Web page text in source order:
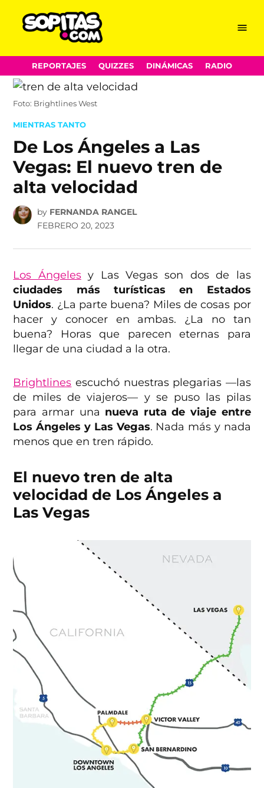
Skip
to
content
Menu
REPORTAJES QUIZZES DINÁMICAS RADIO
Foto: Brightlines West
POSTED
MIENTRAS TANTO
De Los Ángeles a Las
Vegas: El nuevo tren de
alta velocidad
by FERNANDA RANGEL
FEBRERO 20, 2023
Los Ángelesy Las Vegas son dos de las
ciudades más turísticas en Estados
Unidos. ¿La parte buena? Miles de cosas por
hacer y conocer en ambas. ¿La no tan
buena? Horas que parecen eternas para
llegar de una ciudad a la otra.
Brightlines escuchó nuestras plegarias —las
de miles de viajeros— y se puso las pilas
para armar una nueva ruta de viaje entre
Los Ángeles y Las Vegas. Nada más y nada
menos que en tren rápido.
El nuevo tren de alta
velocidad de Los Ángeles a
Las Vegas